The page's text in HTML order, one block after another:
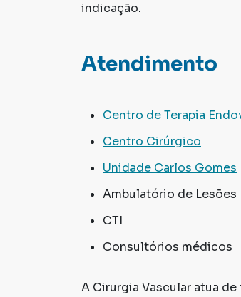
indicação.
Atendimento
Centro de Terapia
Centro Cirúrgico
Unidade Carlos Gomes
Ambulatório de Lesões
CTI
Consultórios médicos
A Cirurgia Vascular atua